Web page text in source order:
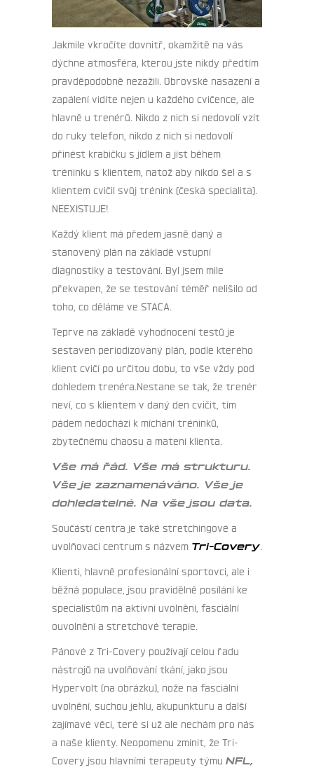
Jakmile vkročíte dovnitř, okamžitě na vás
dýchne atmosféra, kterou jste nikdy předtím
pravděpodobně nezažili. Obrovské nasazení a
zapálení vidíte nejen u každého cvičence, ale
hlavně u trenérů. Nikdo z nich si nedovolí vzít
do ruky telefon, nikdo z nich si nedovolí
přinést krabičku s jídlem a jíst během
tréninku s klientem, natož aby nikdo šel a s
klientem cvičil svůj trénink (česká specialita).
NEEXISTUJE!
Každý klient má předem jasně daný a
stanovený plán na základě vstupní
diagnostiky a testování. Byl jsem mile
překvapen, že se testování téměř nelišilo od
toho, co děláme ve STACA.
Teprve na základě vyhodnocení testů je
sestaven periodizovaný plán, podle kterého
klient cvičí po určitou dobu, to vše vždy pod
dohledem trenéra.Nestane se tak, že trenér
neví, co s klientem v daný den cvičit, tím
pádem nedochází k míchání tréninků,
zbytečnému chaosu a matení klienta.
Vše má řád. Vše má strukturu.
Vše je zaznamenáváno. Vše je
dohledatelné. Na vše jsou data.
Součástí centra je také stretchingové a
uvolňovací centrum s názvem Tri-Covery
Klienti, hlavně profesionální sportovci, ale i
běžná populace, jsou pravidělně posílání ke
specialistům na aktivní uvolnění, fasciální
ouvolnění a stretchové terapie.
Pánové z Tri-Covery používají celou řadu
nástrojů na uvolňování tkání, jako jsou
Hypervolt (na obrázku), nože na fasciální
uvolnění, suchou jehlu, akupunkturu a další
zajímavé věci, teré si už ale nechám pro nás
a naše klienty. Neopomenu zmínit, že Tri-
Covery jsou hlavními terapeuty týmu NFL,